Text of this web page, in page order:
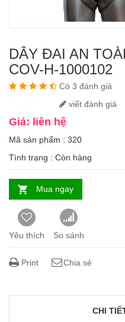
DÂY ĐAI AN
COV-H-1000102
Có 3 đánh giá
viết đánh giá
Giá: liên hệ
Mã sản phẩm : 320
Tình trạng : Còn hàng
Mua ngay
Yêu thích So sánh
Print Chia sẻ
CHI